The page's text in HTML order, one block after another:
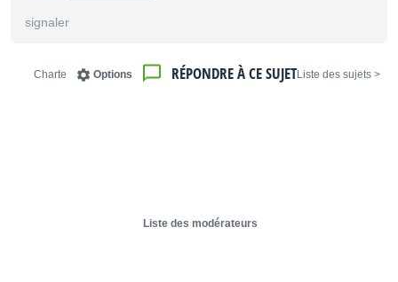
signaler
< Liste des sujets
RÉPONDRE À CE SUJET
Options
Charte
Liste des modérateurs